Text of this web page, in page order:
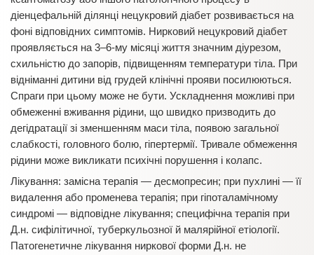
діенцефальній ділянці нецукровий діабет розвивається на
фоні відповідних симптомів. Нирковий нецукровий діабет
проявляється на 3–6-му місяці життя значним діурезом,
схильністю до запорів, підвищенням температури тіла. При
відніманні дитини від грудей клінічні прояви посилюються.
Спраги при цьому може не бути. Ускладнення можливі при
обмеженні вживання рідини, що швидко призводить до
дегідратації зі зменшенням маси тіла, появою загальної
слабкості, головного болю, гіпертермії. Тривале обмеження
рідини може викликати психічні порушення і колапс.
Лікування: замісна терапія — десмопресин; при пухлині — її
видалення або променева терапія; при гіпоталамічному
синдромі — відповідне лікування; специфічна терапія при
Д.н. сифілітичної, туберкульозної й малярійної етіології.
Патогенетичне лікування ниркової форми Д.н. не